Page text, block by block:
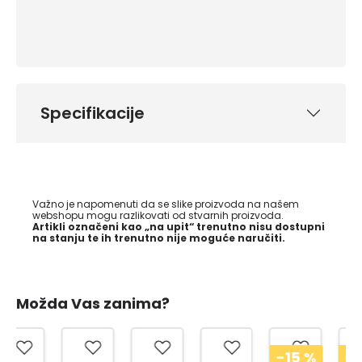
Specifikacije
Važno je napomenuti da se slike proizvoda na našem
webshopu mogu razlikovati od stvarnih proizvoda.
Artikli označeni kao „na upit“ trenutno nisu dostupni
na stanju te ih trenutno nije moguće naručiti.
Možda Vas zanima?
-15 -15